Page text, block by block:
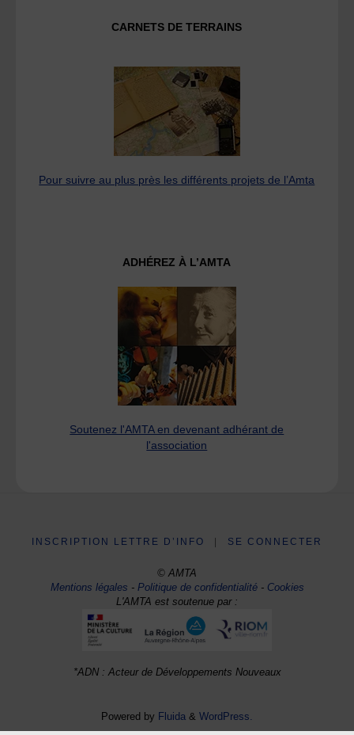
CARNETS DE TERRAINS
Pour suivre au plus près les différents projets de l’Amta
ADHÉREZ À L’AMTA
Soutenez l'AMTA en devenant adhérant de
l'association
INSCRIPTION LETTRE D’INFO SE CONNECTER
© AMTA
Mentions légales -Politique de confidentialité- Cookies
L'AMTA est soutenue par :
*ADN : Acteur de Développements Nouveaux
Powered by Fluida & WordPress.